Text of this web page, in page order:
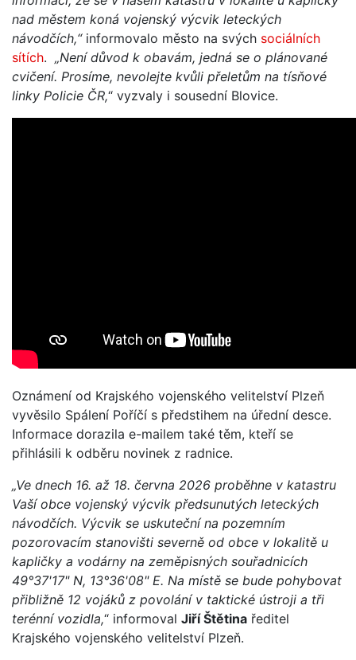
nad městem koná vojenský výcvik leteckých
návodčích,“informovalo město na svých sociálních
sítích. „Není důvod k obavám, jedná se o plánované
cvičení. Prosíme, nevolejte kvůli přeletům na tísňové
linky Policie ČR,“ vyzvaly i sousední Blovice.
Oznámení od Krajského vojenského velitelství Plzeň
vyvěsilo Spálení Poříčí s předstihem na úřední desce.
Informace dorazila e-mailem také těm, kteří se
přihlásili k odběru novinek z radnice.
„Ve dnech 16. až 18. června 2026 proběhne v katastru
Vaší obce vojenský výcvik předsunutých leteckých
návodčích. Výcvik se uskuteční na pozemním
pozorovacím stanovišti severně od obce v lokalitě u
kapličky a vodárny na zeměpisných souřadnicích
49°37'17" N, 13°36'08" E. Na místě se bude pohybovat
přibližně 12 vojáků z povolání v taktické ústroji a tři
terénní vozidla,“ informoval Jiří Štětina ředitel
Krajského vojenského velitelství Plzeň.